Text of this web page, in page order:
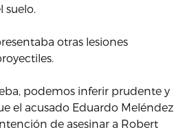
suelo.
otras lesiones
podemos inferir prudente y
el acusado Eduardo Meléndez
de asesinar a Robert